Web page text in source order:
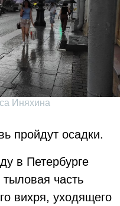
Иняхина
пройдут осадки.
в Петербурге
часть
вихря, уходящего